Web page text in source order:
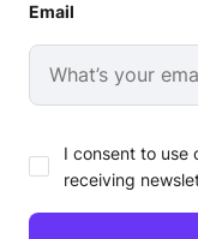
Email
I consent to use
receiving